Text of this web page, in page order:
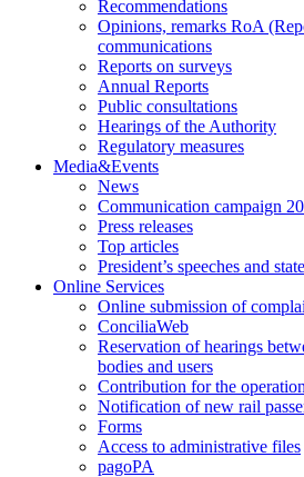
Recommendations
Opinions, remarks RoA
communications
Reports on surveys
Annual Reports
Public consultations
Hearings of the Authority
Regulatory measures
Media&Events
News
Communication campaign
Press releases
Top articles
President’s speeches and
Online Services
Online submission of
ConciliaWeb
Reservation of hearings
bodies and users
Contribution for the
Notification of new rail
Forms
Access to administrative files
pagoPA